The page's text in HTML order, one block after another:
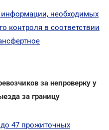
информации, необходимых
контроля в соответствии
за непроверку у
за границу
47 прожиточных